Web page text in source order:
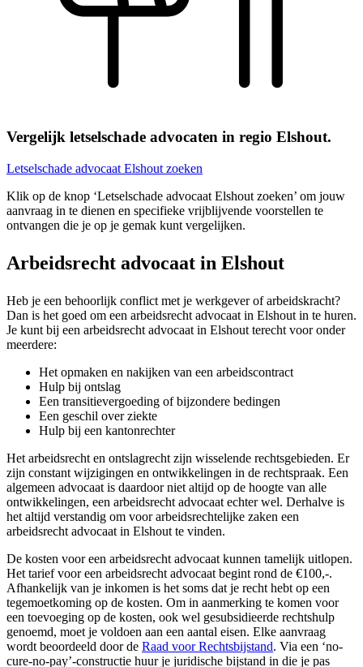
Vergelijk letselschade advocaten in regio Elshout.
Letselschade advocaat Elshout zoeken
Klik op de knop ‘Letselschade advocaat Elshout zoeken’ om jouw
aanvraag in te dienen en specifieke vrijblijvende voorstellen te
ontvangen die je op je gemak kunt vergelijken.
Arbeidsrecht advocaat in Elshout
Heb je een behoorlijk conflict met je werkgever of arbeidskracht?
Dan is het goed om een arbeidsrecht advocaat in Elshout in te huren.
Je kunt bij een arbeidsrecht advocaat in Elshout terecht voor onder
meerdere:
Het opmaken en nakijken van een arbeidscontract
Hulp bij ontslag
Een transitievergoeding of bijzondere bedingen
Een geschil over ziekte
Hulp bij een kantonrechter
Het arbeidsrecht en ontslagrecht zijn wisselende rechtsgebieden. Er
zijn constant wijzigingen en ontwikkelingen in de rechtspraak. Een
algemeen advocaat is daardoor niet altijd op de hoogte van alle
ontwikkelingen, een arbeidsrecht advocaat echter wel. Derhalve is
het altijd verstandig om voor arbeidsrechtelijke zaken een
arbeidsrecht advocaat in Elshout te vinden.
De kosten voor een arbeidsrecht advocaat kunnen tamelijk uitlopen.
Het tarief voor een arbeidsrecht advocaat begint rond de €100,-.
Afhankelijk van je inkomen is het soms dat je recht hebt op een
tegemoetkoming op de kosten. Om in aanmerking te komen voor
een toevoeging op de kosten, ook wel gesubsidieerde rechtshulp
genoemd, moet je voldoen aan een aantal eisen. Elke aanvraag
wordt beoordeeld door de Raad voor Rechtsbijstand. Via een ‘no-
cure-no-pay’-constructie huur je juridische bijstand in die je pas